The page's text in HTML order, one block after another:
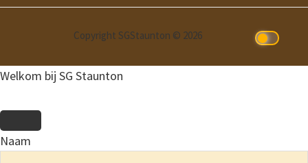
Copyright SGStaunton © 2026
Welkom bij SG Staunton
Naam